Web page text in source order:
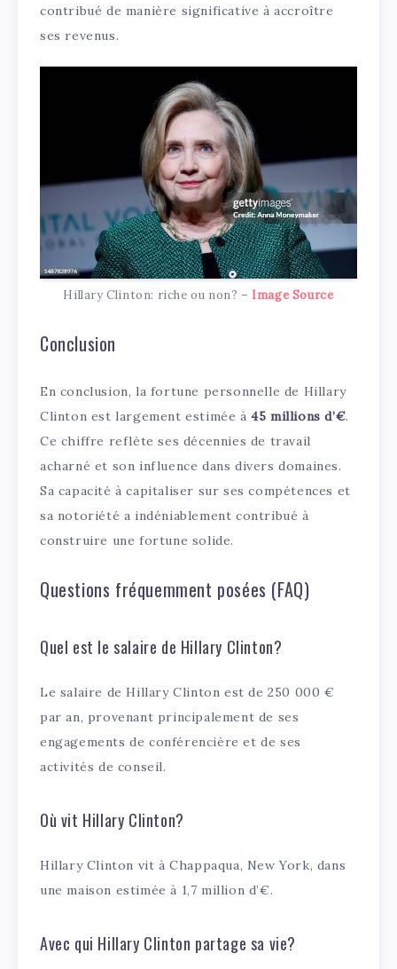
contribué de manière significative à accroître
ses revenus.
Hillary Clinton: riche ou non? – Image Source
Conclusion
En conclusion, la fortune personnelle de Hillary
Clinton est largement estimée à45 millions d’€.
Ce chiffre reflète ses décennies de travail
acharné et son influence dans divers domaines.
Sa capacité à capitaliser sur ses compétences et
sa notoriété a indéniablement contribué à
construire une fortune solide.
Questions fréquemment posées (FAQ)
Quel est le salaire de Hillary Clinton?
Le salaire de Hillary Clinton est de 250 000 €
par an, provenant principalement de ses
engagements de conférencière et de ses
activités de conseil.
Où vit Hillary Clinton?
Hillary Clinton vit à Chappaqua, New York, dans
une maison estimée à 1,7 million d’€.
Avec qui Hillary Clinton partage sa vie?